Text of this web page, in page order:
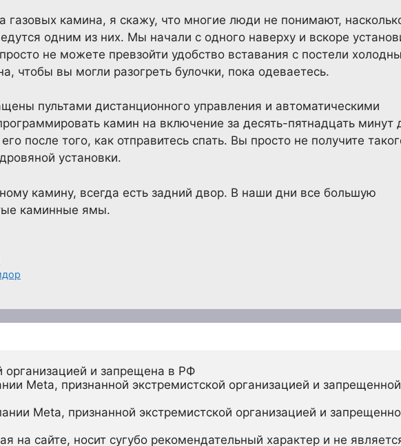
газовых камина, я скажу, что многие люди не понимают,
одним из них. Мы начали с одного наверху и вскоре
не можете превзойти удобство вставания с постели
чтобы вы могли разогреть булочки, пока одеваетесь.
пультами дистанционного управления и автоматическими
камин на включение за десять-пятнадцать минут
после того, как отправитесь спать. Вы просто не получите
установки.
камину, всегда есть задний двор. В наши дни все большую
каминные ямы.
организацией и запрещена в РФ
Meta, признанной экстремистской организацией и
Meta, признанной экстремистской организацией и
на сайте, носит сугубо рекомендательный характер и не